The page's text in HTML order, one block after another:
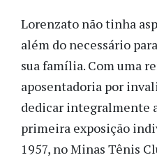
Lorenzato não tinha
além do necessário
sua família. Com uma
aposentadoria por
dedicar integralmente
primeira exposição
1957, no Minas Tênis